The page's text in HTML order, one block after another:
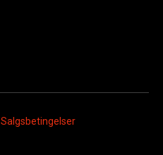
Salgsbetingelser